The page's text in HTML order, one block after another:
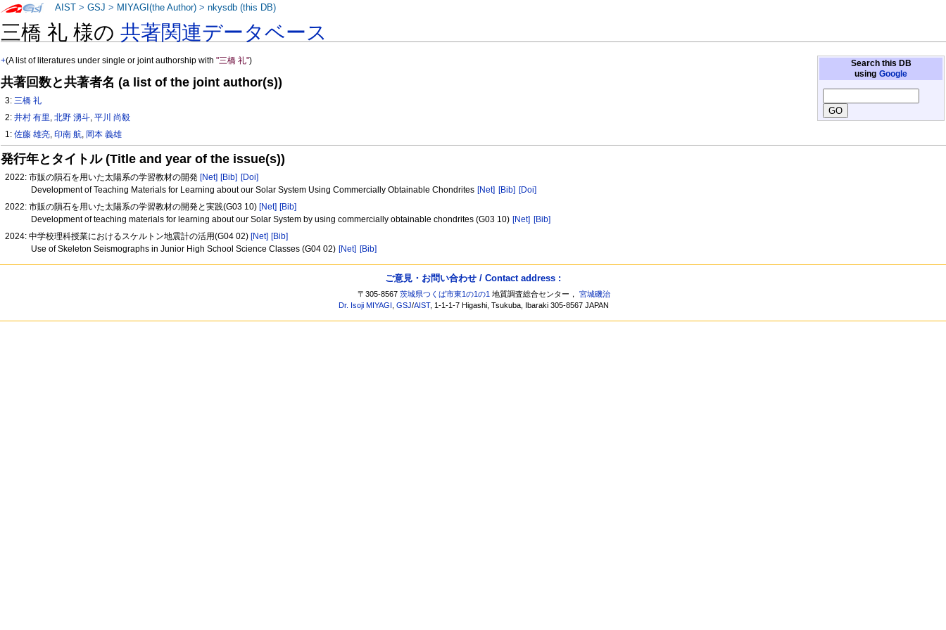
三橋 礼 様の共著関連データベース
Search this DB
using Google
+(A list of literatures under single or joint authorship with"三橋 礼")
共著回数と共著者名 (a list of the joint author(s))
3:三橋 礼
2:井村 有里,北野 湧斗,平川 尚毅
1:佐藤 雄亮,印南 航, 岡本 義雄
発行年とタイトル (Title and year of the issue(s))
2022: 市販の隕石を用いた太陽系の学習教材の開発 [Net] [Bib] [Doi]
Development of Teaching Materials for Learning about our Solar System Using Commercially Obtainable Chondrites [Net] [Bib] [Doi]
2022: 市販の隕石を用いた太陽系の学習教材の開発と実践(G03 10) [Net] [Bib]
Development of teaching materials for learning about our Solar System by using commercially obtainable chondrites (G03 10) [Net] [Bib]
2024: 中学校理科授業におけるスケルトン地震計の活用(G04 02) [Net] [Bib]
Use of Skeleton Seismographs in Junior High School Science Classes (G04 02) [Net] [Bib]
AIST >GSJ > MIYAGI(the Author) >nkysdb (this DB)
ご意見・お問い合わせ / Contact address :
〒305-8567茨城県つくば市東1の1の1 地質調査総合センター，宮城磯治
Dr. Isoji MIYAGI
,GSJ/AIST, 1-1-1-7 Higashi, Tsukuba, Ibaraki 305-8567 JAPAN